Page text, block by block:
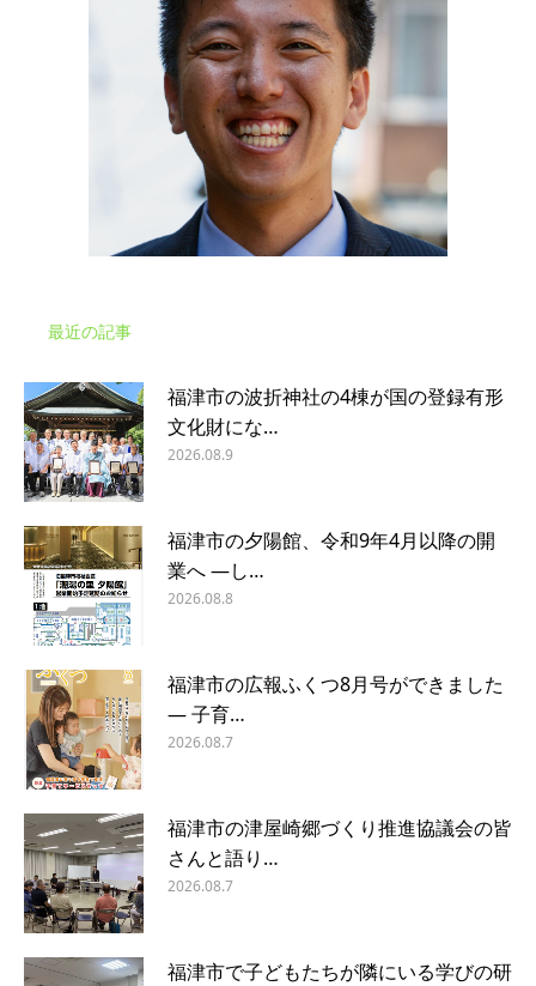
最近の記事
福津市の波折神社の4棟が国の登録有形
文化財にな…
2026.08.9
福津市の夕陽館、令和9年4月以降の開
業へ ―し…
2026.08.8
福津市の広報ふくつ8月号ができました
― 子育…
2026.08.7
福津市の津屋崎郷づくり推進協議会の皆
さんと語り…
2026.08.7
福津市で子どもたちが隣にいる学びの研